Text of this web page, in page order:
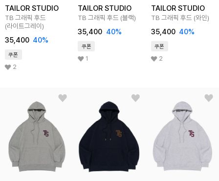
TAILOR STUDIO
TB 그래픽 후드
(라이트그레이)
35,400 40%
쿠폰
2
TAILOR STUDIO
TB 그래픽 후드 (블랙)
35,400 40%
쿠폰
1
TAILOR STUDIO
TB 그래픽 후드 (와인)
35,400 40%
쿠폰
2